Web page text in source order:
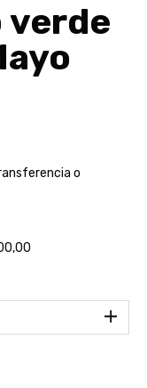
verde
o